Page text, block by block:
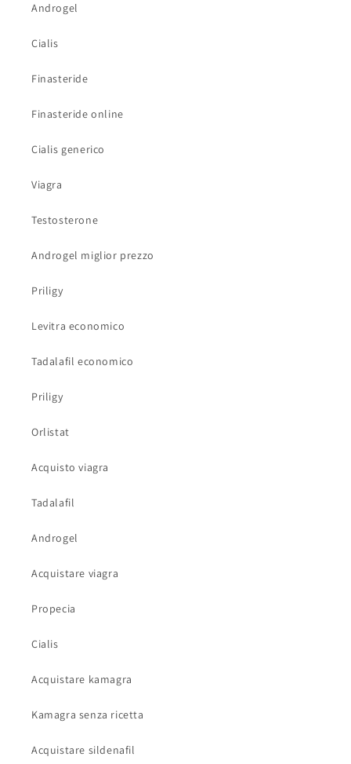
Androgel
Cialis
Finasteride
Finasteride online
Cialis generico
Viagra
Testosterone
Androgel miglior prezzo
Priligy
Levitra economico
Tadalafil economico
Priligy
Orlistat
Acquisto viagra
Tadalafil
Androgel
Acquistare viagra
Propecia
Cialis
Acquistare kamagra
Kamagra senza ricetta
Acquistare sildenafil